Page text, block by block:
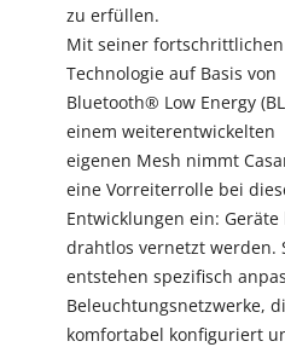
zu erfüllen.
Mit seiner fortschrittlichen
Technologie auf Basis von
Bluetooth® Low Energy
einem weiterentwickelten
eigenen Mesh nimmt
eine Vorreiterrolle bei
Entwicklungen ein: Geräte
drahtlos vernetzt werden.
entstehen spezifisch
Beleuchtungsnetzwerke,
komfortabel konfiguriert